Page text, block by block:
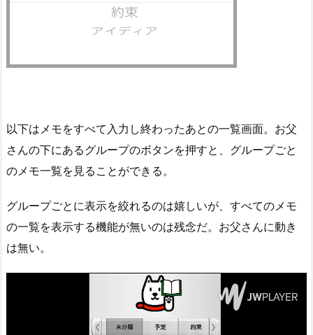
以下はメモをすべて入力し終わったあとの一覧画面。お父
さんの下にあるグループのボタンを押すと、グループごと
のメモ一覧を見ることができる。
グループごとに表示を絞れるのは嬉しいが、すべてのメモ
の一覧を表示する機能が無いのは残念だ。お父さんに動き
は無い。